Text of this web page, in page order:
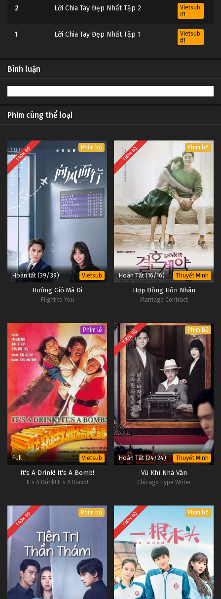
2 Lời Chia Tay Đẹp Nhất Tập 2
Vietsub
#1
1 Lời Chia Tay Đẹp Nhất Tập 1
Vietsub
#1
Bình luận
Phim cùng thể loại
TRỌN BỘ Phim bộ
Hoàn tất (39/39) Vietsub
Hướng Gió Mà Đi
Flight to You
TRỌN BỘ Phim bộ
Hoàn Tất (16/16) Thuyết Minh
Hợp Đồng Hôn Nhân
Marriage Contract
Phim lẻ
Full Vietsub
It's A Drink! It's A Bomb!
It's A Drink! It's A Bomb!
TRỌN BỘ Phim bộ
Hoàn Tất (24/24) Thuyết Minh
Vũ Khí Nhà Văn
Chicago Type Writer
TRỌN BỘ Phim bộ TRỌN BỘ Phim bộ